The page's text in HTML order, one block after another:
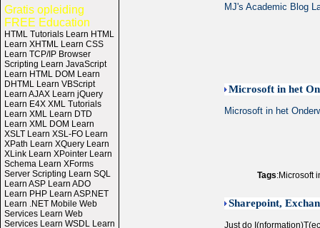
Gratis opleiding
FREE Education
HTML Tutorials Learn HTML
Learn XHTML Learn CSS
Learn TCP/IP Browser
Scripting Learn JavaScript
Learn HTML DOM Learn
DHTML Learn VBScript
Learn AJAX Learn jQuery
Learn E4X XML Tutorials
Learn XML Learn DTD
Learn XML DOM Learn
XSLT Learn XSL-FO Learn
XPath Learn XQuery Learn
XLink Learn XPointer Learn
Schema Learn XForms
Server Scripting Learn SQL
Learn ASP Learn ADO
Learn PHP Learn ASP.NET
Learn .NET Mobile Web
Services Learn Web
Services Learn WSDL Learn
MJ's Academic Blog
Microsoft in het
Microsoft in het
Tags:Microsoft
Sharepoint,
Just do